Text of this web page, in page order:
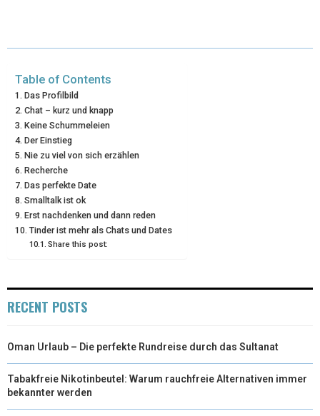
)
Table of Contents
Das Profilbild
Chat – kurz und knapp
Keine Schummeleien
Der Einstieg
Nie zu viel von sich erzählen
Recherche
Das perfekte Date
Smalltalk ist ok
Erst nachdenken und dann reden
Tinder ist mehr als Chats und Dates
Share this post:
RECENT POSTS
Oman Urlaub – Die perfekte Rundreise durch das Sultanat
Tabakfreie Nikotinbeutel: Warum rauchfreie Alternativen immer
bekannter werden